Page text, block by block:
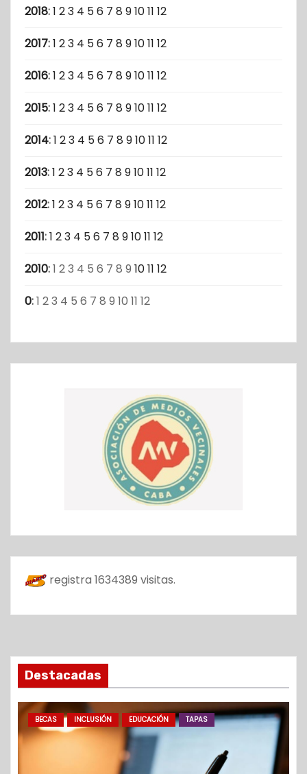
2018:1 23 4 56 7 8 91011 12
2017:1 23 4 56 7 8 91011 12
2016:1 23 4 56 7 8 91011 12
2015:1 23 4 56 7 8 91011 12
2014:1 23 4 56 7 8 91011 12
2013:1 23 4 56 7 8 91011 12
2012:1 23 4 56 7 8 91011 12
2011:1 23 4 56 7 8 91011 12
2010:1 23 4 5 6 7 8 9 1011 12
0:1 23 4 5 6 7 8 9 10 11 12
registra 1634389 visitas.
Destacadas
BECAS INCLUSIÓN EDUCACIÓN TAPAS